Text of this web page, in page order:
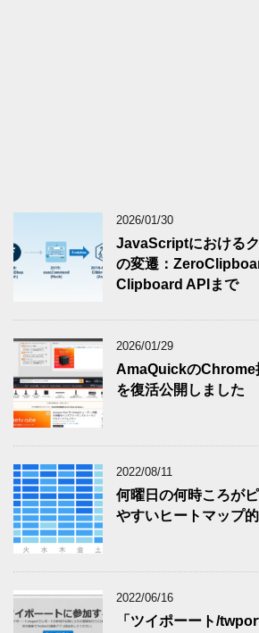
2026/01/30
JavaScriptにおける
の変遷：
Clipboard APIまで
2026/01/29
AmaQuickのChrome
を復活公開しました
2022/08/11
何曜日の何時ころが
やすいヒートマップ
2022/06/16
「ツイポーート/